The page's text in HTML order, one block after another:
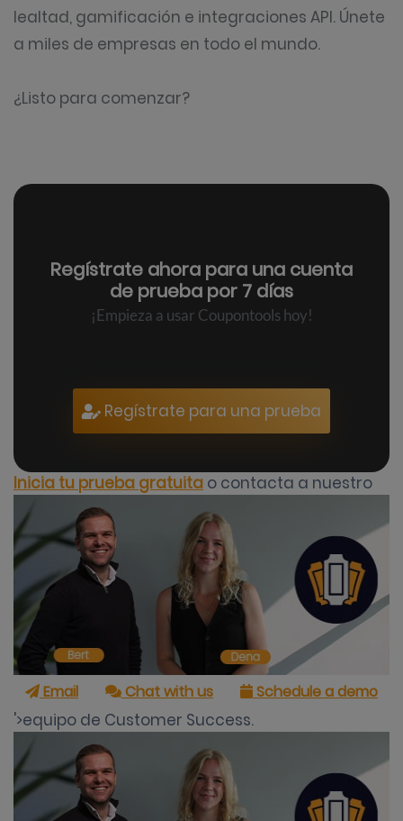
lealtad, gamificación e integraciones API. Únete
a miles de empresas en todo el mundo.
¿Listo para comenzar?
Regístrate ahora para una cuenta
de prueba por 7 días
¡Empieza a usar Coupontools hoy!
Regístrate para una prueba
Inicia tu prueba gratuita o contacta a nuestro
Email Chat with us Schedule a demo
'>equipo de Customer Success.